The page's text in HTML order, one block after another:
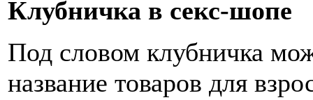
Клубничка в секс-шопе
Под словом клубничка
название товаров для